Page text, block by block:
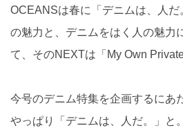
OCEANSは春に「デニムは、人だ
の魅力と、デニムをはく人の魅力
て、そのNEXTは「My Own
今号のデニム特集を企画するにあ
やっぱり「デニムは、人だ。」と